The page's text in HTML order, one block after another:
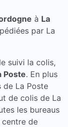
à La
par La
suivi la colis,
Poste. En plus
de La Poste
de colis de La
les bureaus
centre de